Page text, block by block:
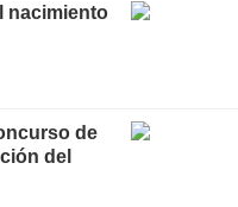
nacimiento
de
del